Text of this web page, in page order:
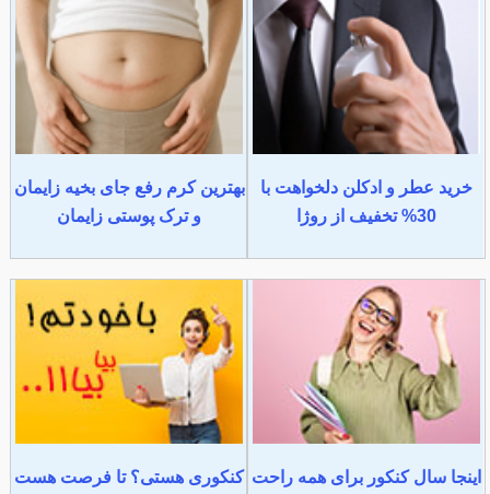
خرید عطر و ادکلن دلخواهت با
30% تخفیف از روژا
بهترین کرم رفع جای بخیه زایمان
و ترک پوستی زایمان
اینجا سال کنکور برای همه راحت کنکوری هستی؟ تا فرصت هست